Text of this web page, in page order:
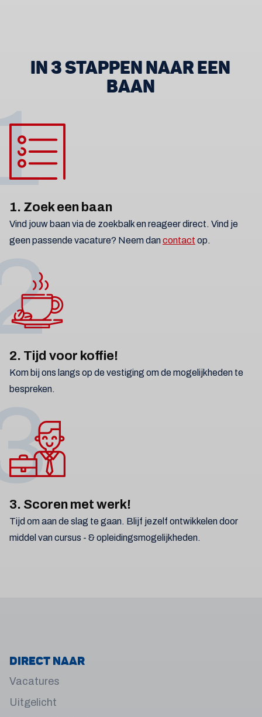
IN 3 STAPPEN NAAR EEN
BAAN
1. Zoek een baan
Vind jouw baan via de zoekbalk en reageer direct. Vind je
geen passende vacature? Neem dancontact op.
2. Tijd voor koffie!
Kom bij ons langs op de vestiging om de mogelijkheden te
bespreken.
3. Scoren met werk!
Tijd om aan de slag te gaan. Blijf jezelf ontwikkelen door
middel van cursus - & opleidingsmogelijkheden.
Direct naar
Vacatures
Uitgelicht